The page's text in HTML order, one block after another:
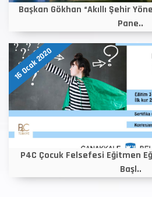
Başkan Gökhan “Akıllı Şehir
Pane..
16 Ocak 2020
P4C Çocuk Felsefesi Eğitmen
Başl..